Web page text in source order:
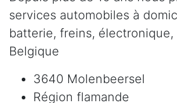
services automobiles à
batterie, freins,
Belgique
3640 Molenbeersel
Région flamande